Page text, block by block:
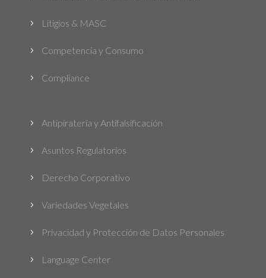
5 Litigios & MASC
5 Competencia y Consumo
5 Compliance
5 Antipiratería y Antifalsificación
5 Asuntos Regulatorios
5 Derecho Corporativo
5 Variedades Vegetales
5 Privacidad y Protección de Datos Personales
5 Language Center